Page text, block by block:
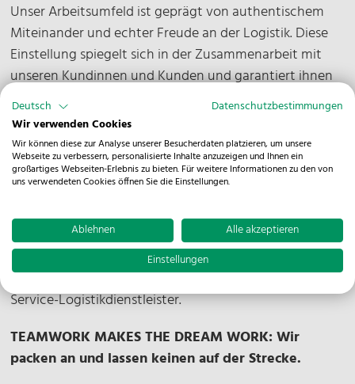
Unser Arbeitsumfeld ist geprägt von authentischem
Miteinander und echter Freude an der Logistik. Diese
Einstellung spiegelt sich in der Zusammenarbeit mit
unseren Kundinnen und Kunden und garantiert ihnen
ein hohes Level an Servicequalität.
ALL HANDS ON: Wir ergreifen Initiative und
übernehmen Verantwortung.
Wir handeln proaktiv und verantwortungsvoll. Deshalb
packen bei uns alle im Team mit an, um Projekte
erfolgreich abzuschließen und die Kundenzufriedenheit
zu gewährleisten. Diese Eigeninitiative und dieses
Engagement machen uns zu einem effizienten Full-
Service-Logistikdienstleister.
TEAMWORK MAKES THE DREAM WORK: Wir
packen an und lassen keinen auf der Strecke.
Deutsch
Datenschutzbestimmungen
Wir verwenden Cookies
Wir können diese zur Analyse unserer Besucherdaten platzieren, um unsere
Webseite zu verbessern, personalisierte Inhalte anzuzeigen und Ihnen ein
großartiges Webseiten-Erlebnis zu bieten. Für weitere Informationen zu den von
uns verwendeten Cookies öffnen Sie die Einstellungen.
Ablehnen
Alle akzeptieren
Einstellungen